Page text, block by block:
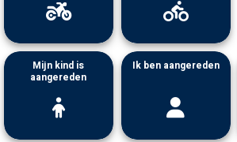
Mijn kind is
aangereden
Ik ben aangereden